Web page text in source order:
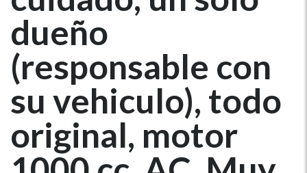
dueño
(responsable con
su vehiculo), todo
original, motor